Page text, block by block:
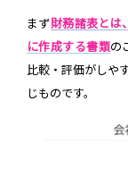
まず財務諸表とは
に作成する書類の
比較・評価がしや
じものです。